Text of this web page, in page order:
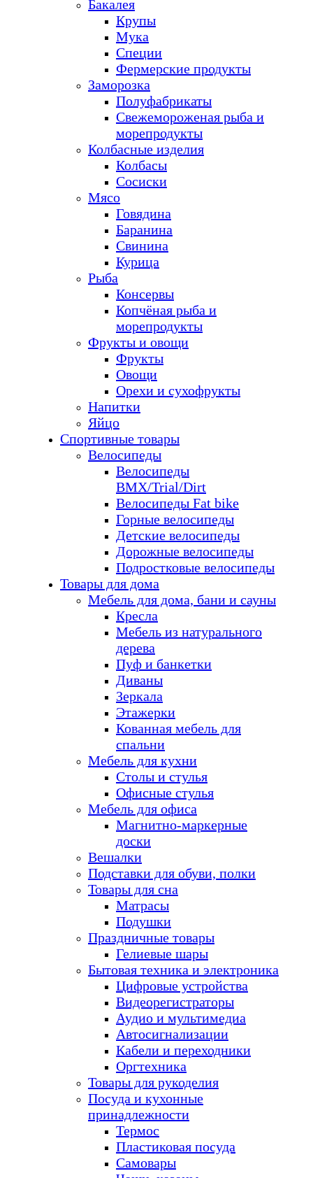
Бакалея
Крупы
Мука
Специи
Фермерские продукты
Заморозка
Полуфабрикаты
Свежемороженая рыба и
морепродукты
Колбасные изделия
Колбасы
Сосиски
Мясо
Говядина
Баранина
Свинина
Курица
Рыба
Консервы
Копчёная рыба и
морепродукты
Фрукты и овощи
Фрукты
Овощи
Орехи и сухофрукты
Напитки
Яйцо
Спортивные товары
Велосипеды
Велосипеды
BMX/Trial/Dirt
Велосипеды Fat bike
Горные велосипеды
Детские велосипеды
Дорожные велосипеды
Подростковые велосипеды
Товары для дома
Мебель для дома, бани и сауны
Кресла
Мебель из натурального
дерева
Пуф и банкетки
Диваны
Зеркала
Этажерки
Кованная мебель для
спальни
Мебель для кухни
Столы и стулья
Офисные стулья
Мебель для офиса
Магнитно-маркерные
доски
Вешалки
Подставки для обуви, полки
Товары для сна
Матрасы
Подушки
Праздничные товары
Гелиевые шары
Бытовая техника и электроника
Цифровые устройства
Видеорегистраторы
Аудио и мультимедиа
Автосигнализации
Кабели и переходники
Оргтехника
Товары для рукоделия
Посуда и кухонные
принадлежности
Термос
Пластиковая посуда
Самовары